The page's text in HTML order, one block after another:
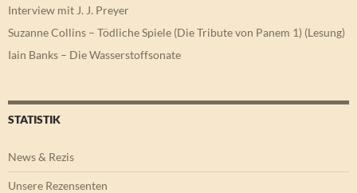
Interview mit J. J. Preyer
Suzanne Collins – Tödliche Spiele (Die Tribute von Panem 1) (Lesung)
Iain Banks – Die Wasserstoffsonate
STATISTIK
News & Rezis
Unsere Rezensenten